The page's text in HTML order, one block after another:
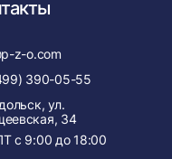
z-o.com
390-05-55
ул.
34
с 9:00 до 18:00